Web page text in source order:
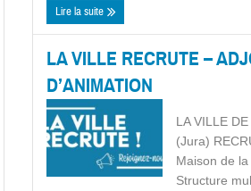
Lire la suite
LA VILLE RECRUTE –
D’ANIMATION
LA VILLE
(Jura)
Maison de
Structure